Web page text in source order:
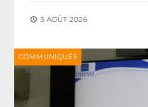
3 AOÛT 2026
COMMUNIQUÉS